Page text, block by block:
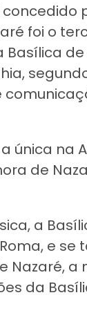
foi o
única na
de
a
e
Nazaré,
da